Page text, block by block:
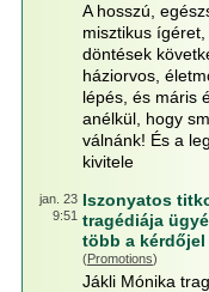
A hosszú,
misztikus
döntések
háziorvos,
lépés, és máris
anélkül, hogy
válnánk! És a
kivitele
jan. 23
9:51
Iszonyatos
tragédiája
több a kérdőjel
(Promotions)
Jákli Mónika